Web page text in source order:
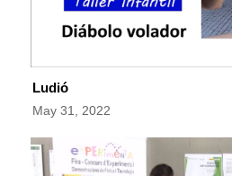
Ludió
May 31, 2022